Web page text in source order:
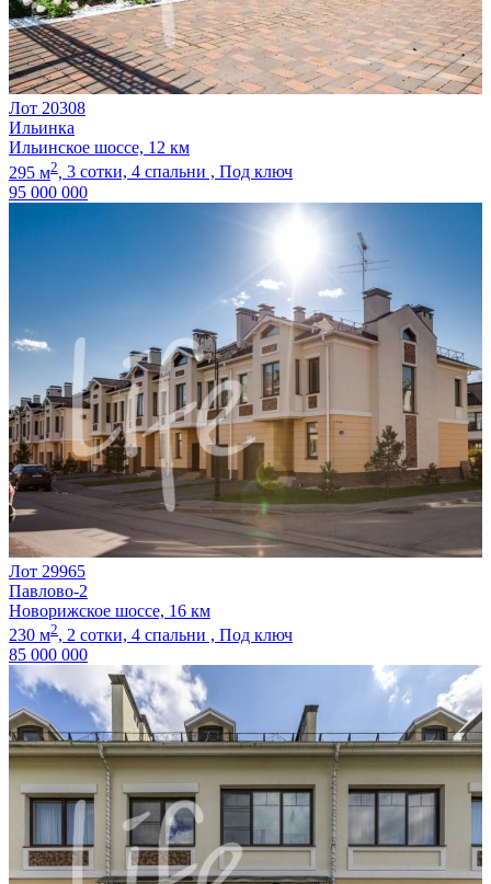
Лот 20308
Ильинка
Ильинское шоссе, 12 км
295 м2, 3 сотки, 4 спальни , Под ключ
95 000 000
Лот 29965
Павлово-2
Новорижское шоссе, 16 км
230 м2, 2 сотки, 4 спальни , Под ключ
85 000 000